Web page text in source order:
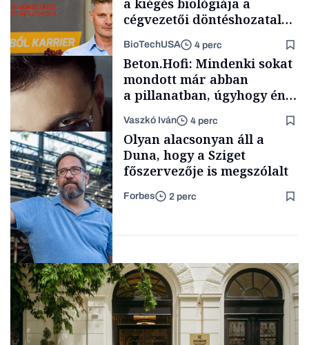
Politika
Content Lab HUB
a kiégés biológiája a
cégvezetői döntéshozatal
BioTechUSA 4 perc
Forbes-sztori
Beton.Hofi: Mindenki sokat
mondott már abban
a pillanatban, úgyhogy én
a legsarkosabb
gondolataimat akartam
kimondani
Vaszkó Iván 4 perc
Társadalom
Olyan alacsonyan áll a
Duna, hogy a Sziget
főszervezője is megszólalt
Forbes 2 perc